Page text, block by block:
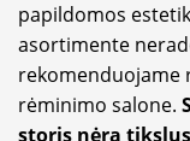
papildomos
asortimente
rekomenduojame
rėminimo salone.
storis nėra tikslus